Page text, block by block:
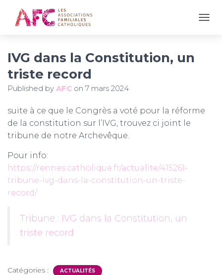
IVG dans la Constitution, un
triste record
Published by AFC on 7 mars 2024
suite à ce que le Congrès a voté pour la réforme
de la constitution sur l’IVG, trouvez ci joint le
tribune de notre Archevêque.
Pour info:
https://rennes.catholique.fr/actualite/415261-
tribune-ivg-dans-la-constitution-un-triste-
record/
Tribune : IVG dans la Constitution, un
triste record
Catégories : ACTUALITÉS